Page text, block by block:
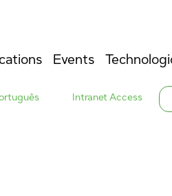
Events
Intranet Access